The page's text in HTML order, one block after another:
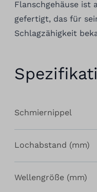
Flanschgehäuse ist
gefertigt, das für
Schlagzähigkeit
Schmiernippel
Lochabstand (mm)
Wellengröße (mm)